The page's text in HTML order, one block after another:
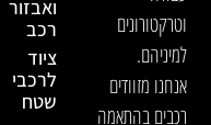
וטרקטורונים
למיניהם.
אנחנו מזוודים
רכבים בהתאמה
ואבזור
רכב
ציוד
לרכבי
שטח